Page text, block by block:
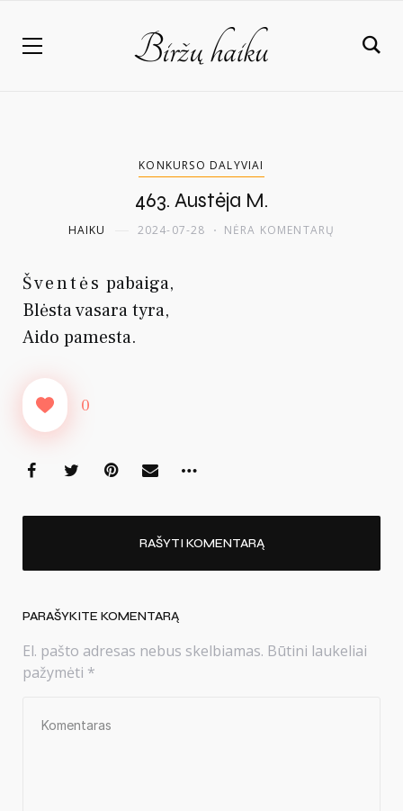
KONKURSO DALYVIAI
463. Austėja M.
HAIKU 2024-07-28 NĖRA KOMENTARŲ
Šventės pabaiga,
Blėsta vasara tyra,
Aido pamesta.
0
RAŠYTI KOMENTARĄ
PARAŠYKITE KOMENTARĄ
El. pašto adresas nebus skelbiamas. Būtini laukeliai
pažymėti *